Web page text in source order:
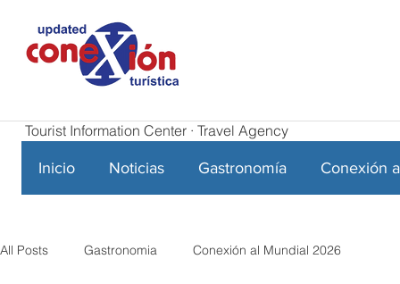
Tourist Information Center · Travel Agency
Inicio Noticias Gastronomía Conexión
All Posts Gastronomia Conexión al Mundial 2026